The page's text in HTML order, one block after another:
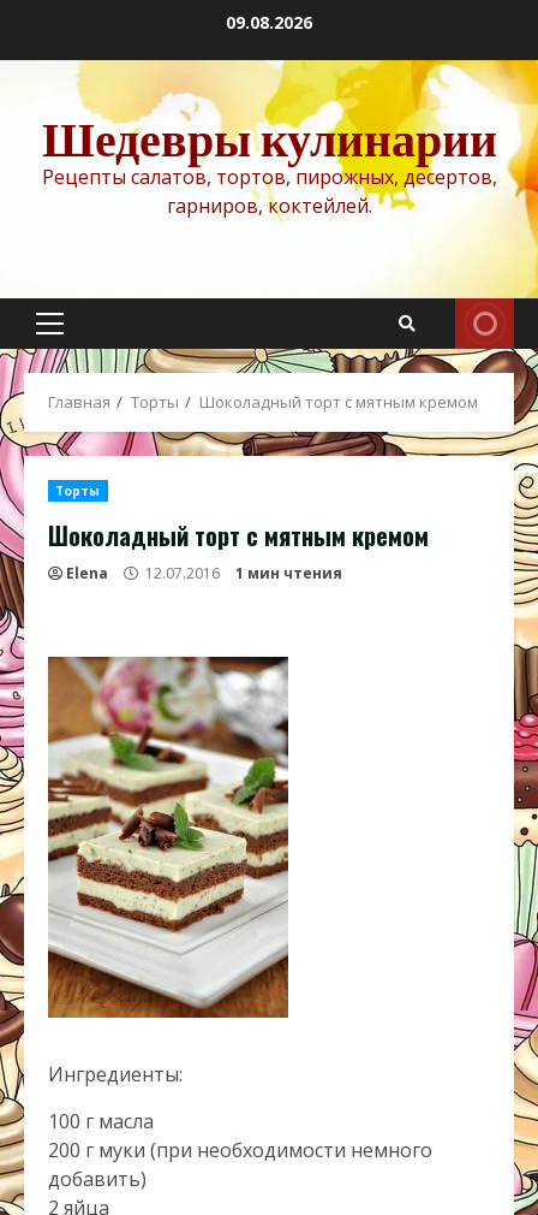
содержимому
09.08.2026
Шедевры кулинарии
Рецепты салатов, тортов, пирожных, десертов,
гарниров, коктейлей.
Основное
меню
Главная Торты Шоколадный торт с мятным кремом
Торты
Шоколадный торт с мятным кремом
Elena 12.07.2016 1 мин чтения
Ингредиенты:
100 г масла
200 г муки (при необходимости немного
добавить)
2 яйца